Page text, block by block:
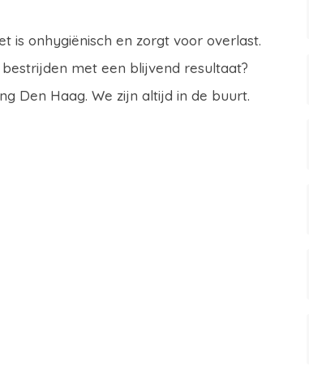
is onhygiënisch en zorgt voor overlast.
met een blijvend resultaat?
Den Haag. We zijn altijd in de buurt.